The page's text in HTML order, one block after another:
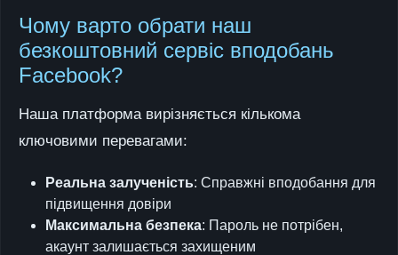
Чому варто обрати наш
безкоштовний сервіс вподобань
Facebook?
Наша платформа вирізняється кількома
ключовими перевагами:
Реальна залученість: Справжні вподобання для
підвищення довіри
Максимальна безпека: Пароль не потрібен,
акаунт залишається захищеним